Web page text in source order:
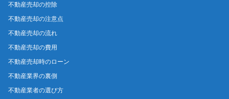
不動産売却の控除
不動産売却の注意点
不動産売却の流れ
不動産売却の費用
不動産売却時のローン
不動産業界の裏側
不動産業者の選び方